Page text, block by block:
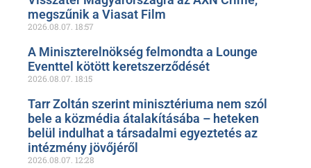
megszűnik a Viasat Film
2026.08.07. 18:57
A Miniszterelnökség felmondta a Lounge
Eventtel kötött keretszerződését
2026.08.07. 18:15
Tarr Zoltán szerint minisztériuma nem szól
bele a közmédia átalakításába – heteken
belül indulhat a társadalmi egyeztetés az
intézmény jövőjéről
2026.08.07. 12:28